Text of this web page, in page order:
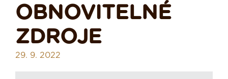
OBNOVITELNÉ
ZDROJE
29. 9. 2022